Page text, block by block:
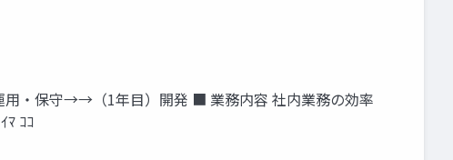
・保守→→（1年目）開発 ■ 業務内容 社内業務の効率
ﾏ ｺｺ